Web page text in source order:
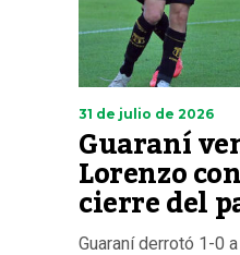
31 de julio de 2026
Guaraní
Lorenzo
cierre del
Guaraní derrotó 1-0